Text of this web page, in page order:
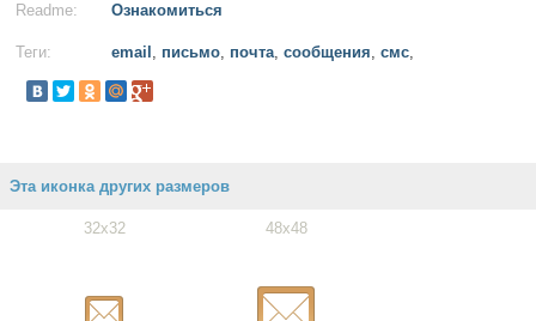
Readme: Ознакомиться
Теги: email , письмо, почта, сообщения, смс,
Эта иконка других размеров
32x32 48x48